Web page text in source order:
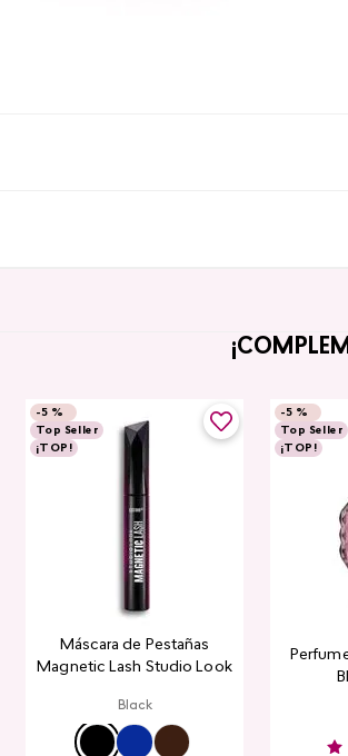
-5 %
Top Seller
¡TOP!
Máscara de Pestañas
Magnetic Lash Studio Look
Black
-5 %
Top Seller
¡TOP!